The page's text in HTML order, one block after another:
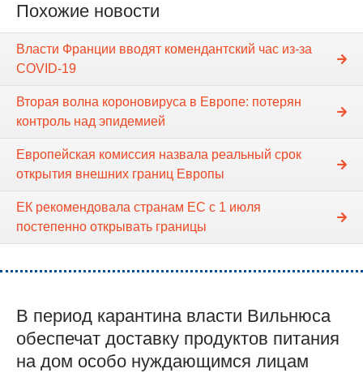
Похожие новости
Власти Франции вводят комендантский час из-за
COVID-19
Вторая волна короновируса в Европе: потерян
контроль над эпидемией
Европейская комиссия назвала реальный срок
открытия внешних границ Европы
ЕК рекомендовала странам ЕС с 1 июля
постепенно открывать границы
В период карантина власти Вильнюса
обеспечат доставку продуктов питания
на дом особо нуждающимся лицам